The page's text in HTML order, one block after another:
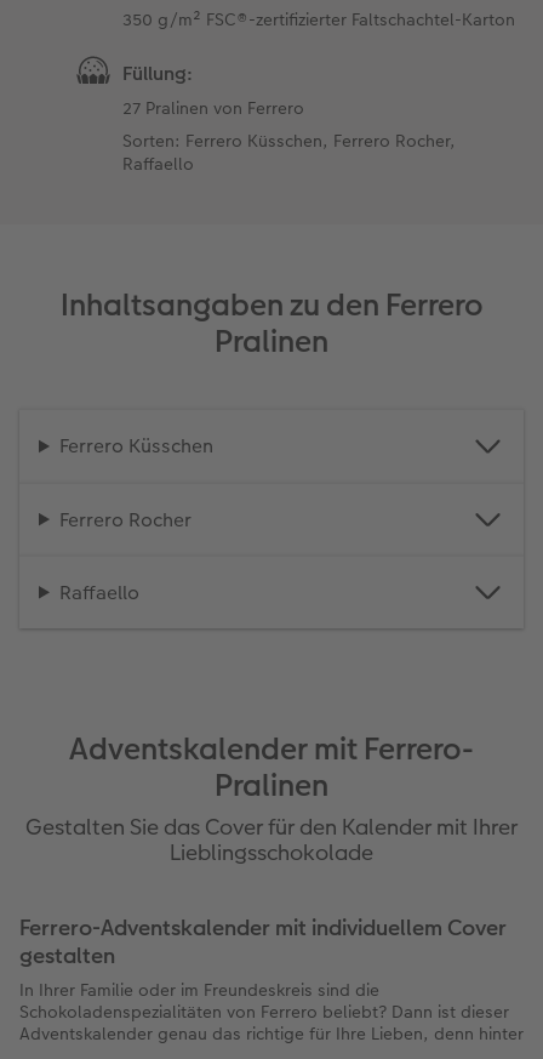
350 g/m² FSC®-zertifizierter Faltschachtel-Karton
Füllung:
27 Pralinen von Ferrero
Sorten: Ferrero Küsschen, Ferrero Rocher,
Raffaello
Inhaltsangaben zu den Ferrero
Pralinen
Ferrero Küsschen
Ferrero Rocher
Raffaello
Adventskalender mit Ferrero-
Pralinen
Gestalten Sie das Cover für den Kalender mit Ihrer
Lieblingsschokolade
Ferrero-Adventskalender mit individuellem Cover
gestalten
In Ihrer Familie oder im Freundeskreis sind die
Schokoladenspezialitäten von Ferrero beliebt? Dann ist dieser
Adventskalender genau das richtige für Ihre Lieben, denn hinter